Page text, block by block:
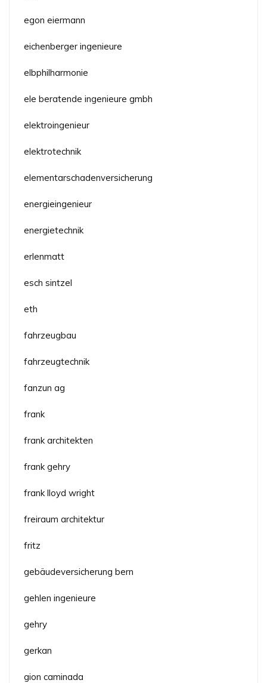
egon eiermann
eichenberger ingenieure
elbphilharmonie
ele beratende ingenieure gmbh
elektroingenieur
elektrotechnik
elementarschadenversicherung
energieingenieur
energietechnik
erlenmatt
esch sintzel
eth
fahrzeugbau
fahrzeugtechnik
fanzun ag
frank
frank architekten
frank gehry
frank lloyd wright
freiraum architektur
fritz
gebäudeversicherung bern
gehlen ingenieure
gehry
gerkan
gion caminada